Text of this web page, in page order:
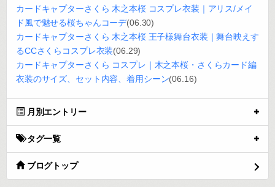
カードキャプターさくら 木之本桜 コスプレ衣装｜アリス/メイ
ド風で魅せる桜ちゃんコーデ(06.30)
カードキャプターさくら 木之本桜 王子様舞台衣装｜舞台映えす
るCCさくらコスプレ衣装(06.29)
カードキャプターさくら コスプレ｜木之本桜・さくらカード編
衣装のサイズ、セット内容、着用シーン(06.16)
月別エントリー
タグ一覧
ブログトップ